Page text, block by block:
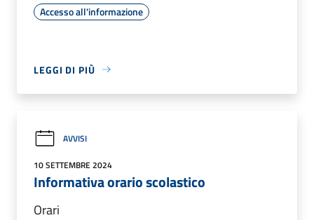
Accesso all'informazione
LEGGI DI PIÙ
AVVISI
10 SETTEMBRE 2024
Informativa orario scolastico
Orari